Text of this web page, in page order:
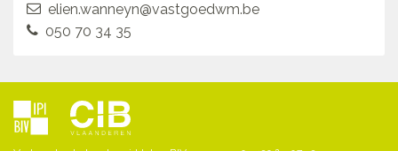
elien.wanneyn@vastgoedwm.be
050 70 34 35